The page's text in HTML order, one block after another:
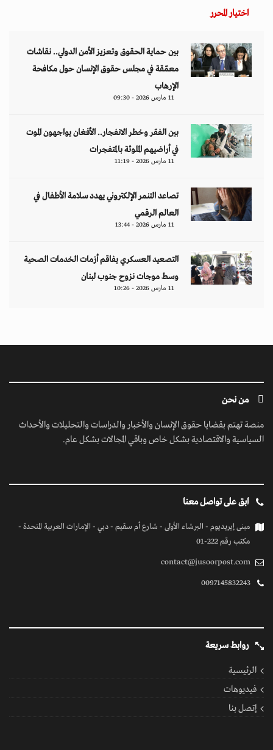
اختيار المحرر
بين حماية الحقوق وتعزيز الأمن الدولي.. نقاشات
معمّقة في مجلس حقوق الإنسان حول مكافحة
الإرهاب
11 مارس 2026 - 09:30
بين الفقر وخطر الانفجار.. الأفغان يواجهون الموت
في أراضيهم الملوثة بالمتفجرات
11 مارس 2026 - 11:19
تصاعد التنمر الإلكتروني يهدد سلامة الأطفال في
العالم الرقمي
11 مارس 2026 - 13:44
التصعيد العسكري يفاقم أزمات الخدمات الصحية
وسط موجات نزوح جنوب لبنان
11 مارس 2026 - 10:26
من نحن
منصة تهتم بقضايا حقوق الإنسان والأخبار والدراسات والتحليلات والأحداث
السياسية والاقتصادية بشكل خاص وباقي المجالات بشكل عام.
ابق على تواصل معنا
مبنى إيريديوم - البرشاء الأولى - شارع أم سقيم - دبي - الإمارات العربية المتحدة -
مكتب رقم 222-01
contact@jusoorpost.com
0097145832243
روابط سريعة
الرئيسية
فيديوهات
إتصل بنا